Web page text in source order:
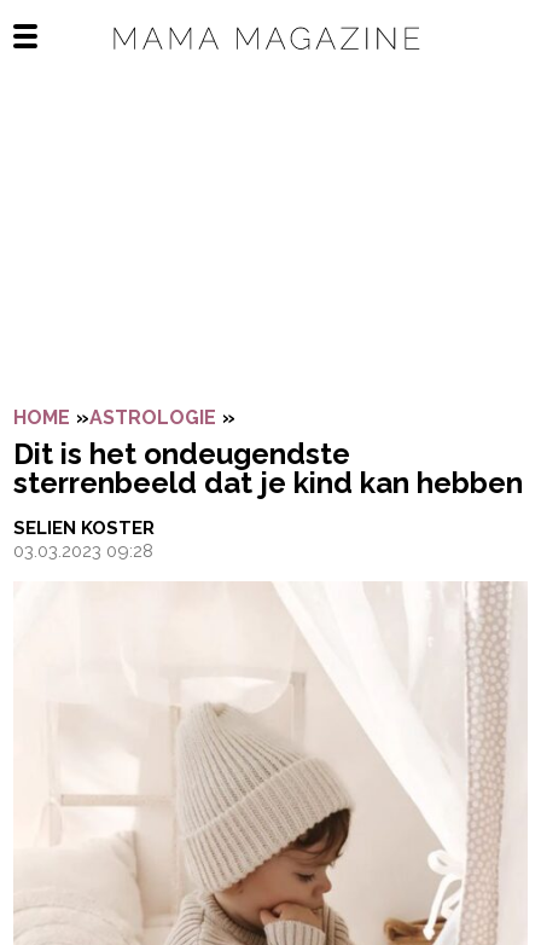
Open het mobiele menu
HOME »ASTROLOGIE »
Dit is het ondeugendste
sterrenbeeld dat je kind kan hebben
SELIEN KOSTER
03.03.2023 09:28